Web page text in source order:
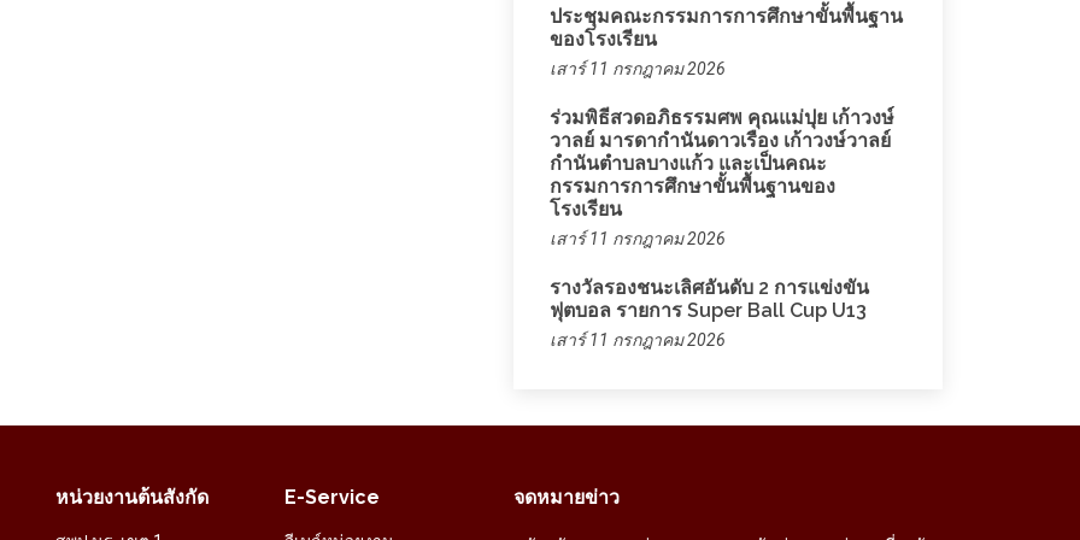
ประชุมคณะกรรมการการศึกษาขั้นพื้นฐาน
ของโรงเรียน
เสาร์ 11 กรกฎาคม 2026
ร่วมพิธีสวดอภิธรรมศพ คุณแม่ปุย เก้าวงษ์
วาลย์ มารดากำนันดาวเรือง เก้าวงษ์วาลย์
กำนันตำบลบางแก้ว และเป็นคณะ
กรรมการการศึกษาขั้นพื้นฐานของ
โรงเรียน
เสาร์ 11 กรกฎาคม 2026
รางวัลรองชนะเลิศอันดับ 2 การแข่งขัน
ฟุตบอล รายการ Super Ball Cup U13
เสาร์ 11 กรกฎาคม 2026
หน่วยงานต้นสังกัด E-Service จดหมายข่าว